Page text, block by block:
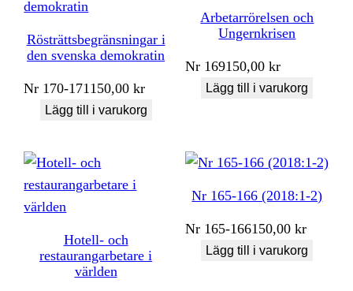
Rösträttsbegränsningar i
den svenska demokratin
Nr 170-171150,00kr
Lägg till i varukorg
Arbetarrörelsen och
Ungernkrisen
Nr 169150,00kr
Lägg till i varukorg
Hotell- och
restaurangarbetare i
världen
Nr 165-166 (2018:1-2)
Nr 165-166150,00kr
Lägg till i varukorg